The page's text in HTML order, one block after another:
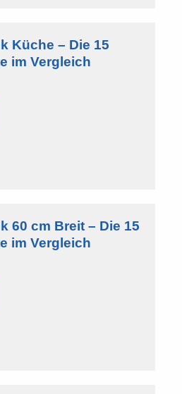
Küche – Die 15
im Vergleich
60 cm Breit – Die 15
im Vergleich